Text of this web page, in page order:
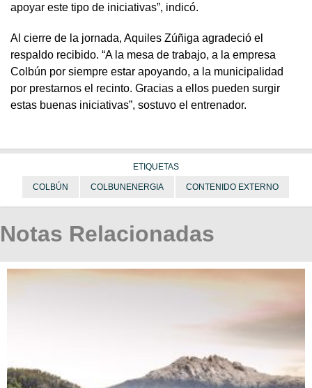
apoyar este tipo de iniciativas”, indicó.
Al cierre de la jornada, Aquiles Zúñiga agradeció el
respaldo recibido. “A la mesa de trabajo, a la empresa
Colbún por siempre estar apoyando, a la municipalidad
por prestarnos el recinto. Gracias a ellos pueden surgir
estas buenas iniciativas”, sostuvo el entrenador.
ETIQUETAS
COLBÚN COLBUNENERGIA CONTENIDO EXTERNO
Notas Relacionadas